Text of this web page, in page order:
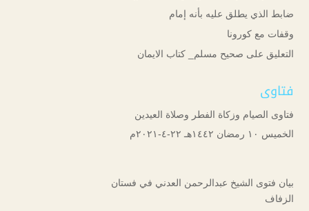
ضابط الذي يطلق عليه بأنه إمام
وقفات مع كورونا
التعليق على صحيح مسلم_ كتاب الايمان
فتاوى
فتاوى الصيام وزكاة الفطر وصلاة العيدين
الخميس ۱۰ رمضان ۱٤٤۲هـ ۲۲-٤-۲۰۲۱م
بيان فتوى الشيخ عبدالرحمن العدني في فستان
الزفاف